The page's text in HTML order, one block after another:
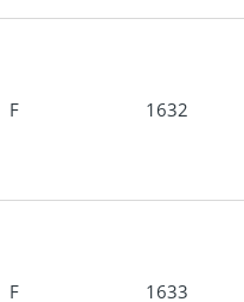
F 1632
F 1633